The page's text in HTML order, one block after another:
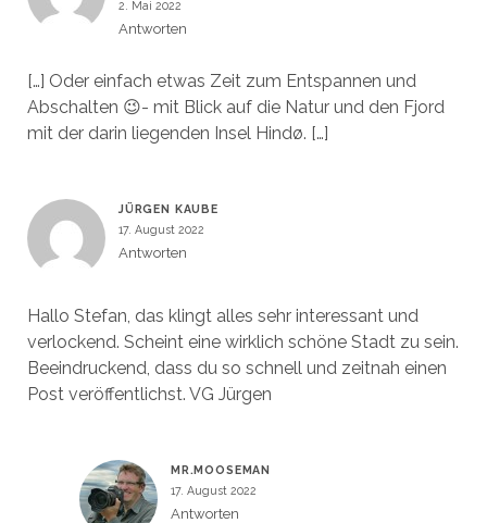
2. Mai 2022
Antworten
[…] Oder einfach etwas Zeit zum Entspannen und
Abschalten 😉- mit Blick auf die Natur und den Fjord
mit der darin liegenden Insel Hindø. […]
JÜRGEN KAUBE
17. August 2022
Antworten
Hallo Stefan, das klingt alles sehr interessant und
verlockend. Scheint eine wirklich schöne Stadt zu sein.
Beeindruckend, dass du so schnell und zeitnah einen
Post veröffentlichst. VG Jürgen
MR.MOOSEMAN
17. August 2022
Antworten